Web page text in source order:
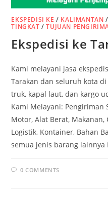
EKSPEDISI KE / KALIMANTAN /
TINGKAT /TUJUAN
Ekspedisi ke
Kami melayani jasa
Tarakan dan seluruh kota
truk, kapal laut, dan kargo
Kami Melayani: Pengiriman
Motor, Alat Berat, Makanan,
Logistik, Kontainer, Bahan
semua jenis barang lainnya
0 COMMENTS